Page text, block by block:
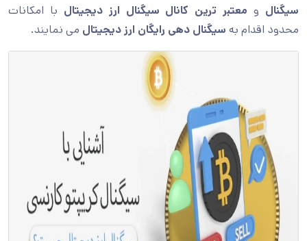
سیگنال و معتبر ترین کانال سیگنال ارز دیجیتال با امکانات
محدود اقدام به سیگنال دهی رایگان ارز دیجیتال می نمایند.